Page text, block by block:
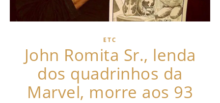
ETC
John Romita Sr., lenda
dos quadrinhos da
Marvel, morre aos 93